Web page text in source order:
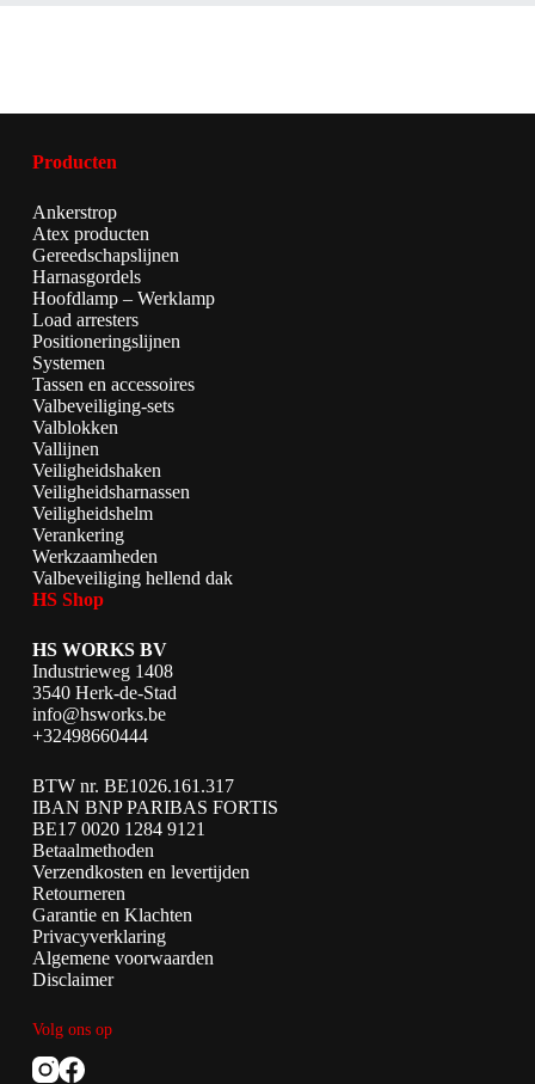
Producten
Ankerstrop
Atex producten
Gereedschapslijnen
Harnasgordels
Hoofdlamp – Werklamp
Load arresters
Positioneringslijnen
Systemen
Tassen en accessoires
Valbeveiliging-sets
Valblokken
Vallijnen
Veiligheidshaken
Veiligheidsharnassen
Veiligheidshelm
Verankering
Werkzaamheden
Valbeveiliging hellend dak
HS Shop
HS WORKS BV
Industrieweg 1408
3540 Herk-de-Stad
info@hsworks.be
+32498660444
BTW nr. BE1026.161.317
IBAN BNP PARIBAS FORTIS
BE17 0020 1284 9121
Betaalmethoden
Verzendkosten en levertijden
Retourneren
Garantie en Klachten
Privacyverklaring
Algemene voorwaarden
Disclaimer
Volg ons op